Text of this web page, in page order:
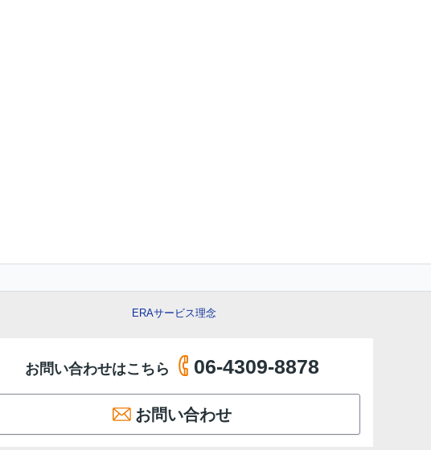
ERAサービス理念
お問い合わせはこちら 06-4309-8878
お問い合わせ